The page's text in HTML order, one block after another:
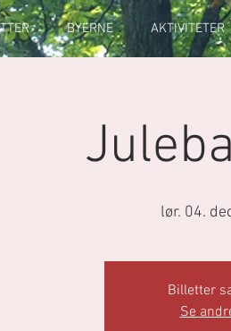
BYERNE AKTIVITETER
lør. 04.
Billetter
Se